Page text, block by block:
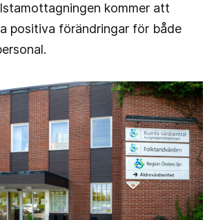
kommer att
positiva förändringar för både